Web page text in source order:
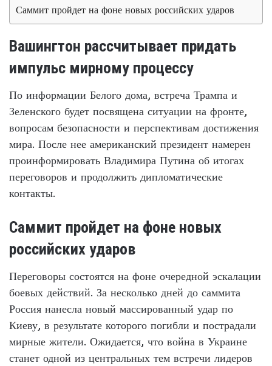
Саммит пройдет на фоне новых российских ударов
Вашингтон рассчитывает придать
импульс мирному процессу
По информации Белого дома, встреча Трампа и
Зеленского будет посвящена ситуации на фронте,
вопросам безопасности и перспективам достижения
мира. После нее американский президент намерен
проинформировать Владимира Путина об итогах
переговоров и продолжить дипломатические
контакты.
Саммит пройдет на фоне новых
российских ударов
Переговоры состоятся на фоне очередной эскалации
боевых действий. За несколько дней до саммита
Россия нанесла новый массированный удар по
Киеву, в результате которого погибли и пострадали
мирные жители. Ожидается, что война в Украине
станет одной из центральных тем встречи лидеров